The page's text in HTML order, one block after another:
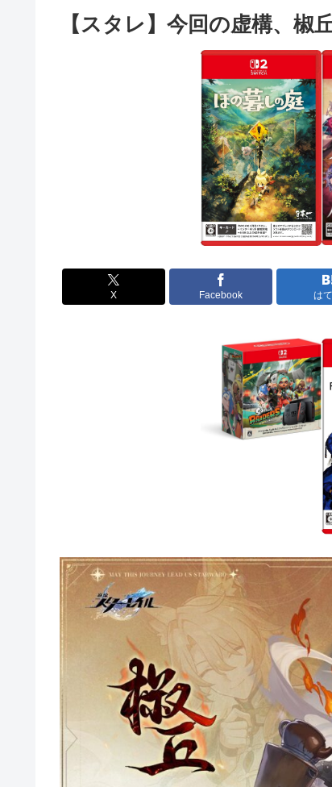
【スタレ】今回の虚構、椒
X Facebook は